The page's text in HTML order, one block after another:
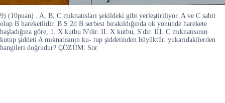
9) (10puan) . A, B, C mıknatısları şekildeki gibi yerleştiriliyor. A ve C sabit
olup B hareketlidir. B S 2d B serbest bırakıldığında ok yönünde harekete
başladığına göre, 1. X kutbu N'dir. II. X kutbu, S'dir. III. C mıknatısının
kutup şiddeti A mıknatısının ku- tup şiddetinden büyüktür. yukarıdakilerden
hangileri doğrudur? ÇÖZÜM: Sor